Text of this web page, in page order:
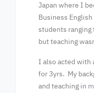
Japan where I
Business
students
but teaching
I also acted with
for 3yrs. My
and teaching in